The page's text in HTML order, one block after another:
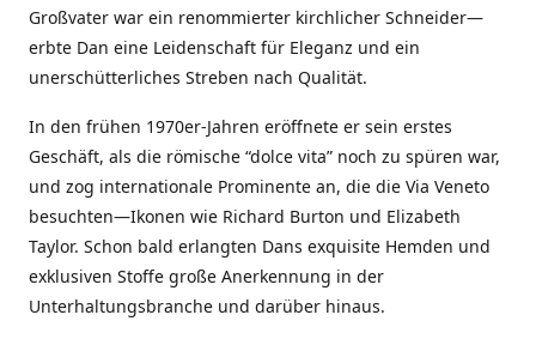
Großvater war ein renommierter kirchlicher Schneider—
erbte Dan eine Leidenschaft für Eleganz und ein
unerschütterliches Streben nach Qualität.
In den frühen 1970er-Jahren eröffnete er sein erstes
Geschäft, als die römische “dolce vita” noch zu spüren war,
und zog internationale Prominente an, die die Via Veneto
besuchten—Ikonen wie Richard Burton und Elizabeth
Taylor. Schon bald erlangten Dans exquisite Hemden und
exklusiven Stoffe große Anerkennung in der
Unterhaltungsbranche und darüber hinaus.